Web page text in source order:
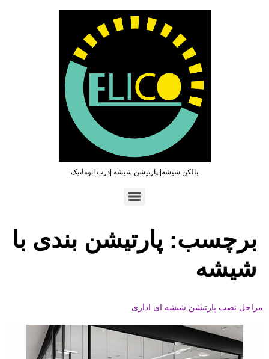
بالکن شیشه| پارتیشن شیشه |درب اتوماتیک
برچسب: پارتیشن بندی با
شیشه
مراحل نصب پارتیشن شیشه ای اداری